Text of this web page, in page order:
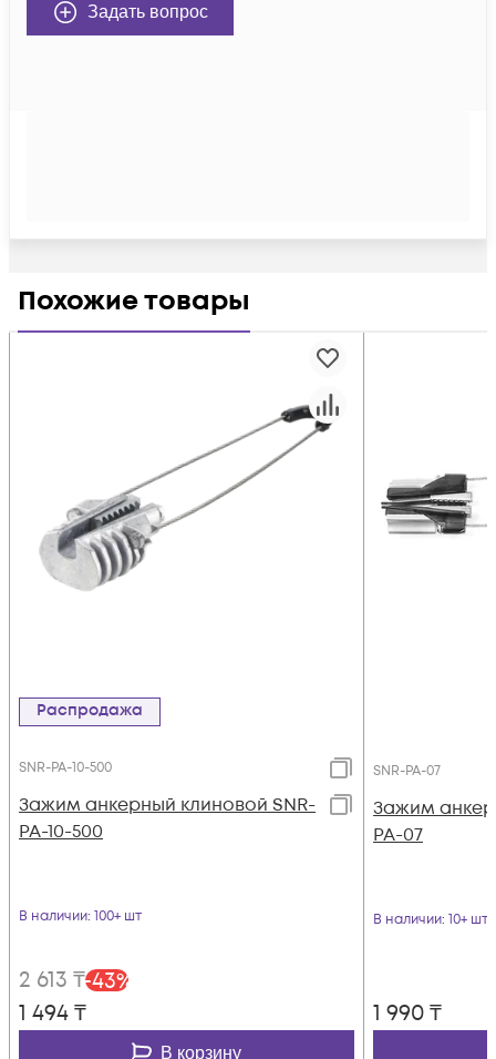
Задать вопрос
Похожие товары
Распродажа
SNR-PA-10-500
Зажим анкерный клиновой SNR-
PA-10-500
В наличии: 100+ шт
2 613 ₸-43%
1 494₸
В корзину
SNR-PA-07
Зажим
PA-07
В наличии: 10+ шт
1 990₸